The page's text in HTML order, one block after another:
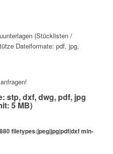
(Stücklisten /
Dateiformate: pdf, jpg,
stp, dxf, dwg, pdf, jpg
5 MB)
filetypes:jpeg|jpg|pdf|dxf min-